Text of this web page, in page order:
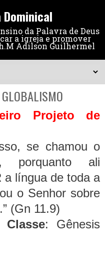
Dominical
da Palavra de Deus
a igreja e promover
Adilson Guilhermel
Projeto de
se chamou o
porquanto ali
a língua de toda a
o Senhor sobre
(Gn 11.9)
: Gênesis